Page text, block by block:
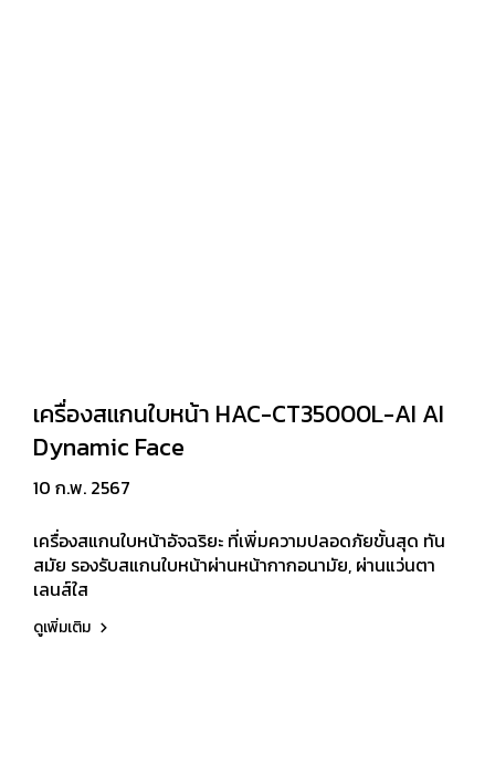
เครื่องสแกนใบหน้า HAC-CT35000L-AI AI
Dynamic Face
10 ก.พ. 2567
เครื่องสแกนใบหน้าอัจฉริยะ ที่เพิ่มความปลอดภัยขั้นสุด ทัน
สมัย รองรับสแกนใบหน้าผ่านหน้ากากอนามัย, ผ่านแว่นตา
เลนส์ใส
ดูเพิ่มเติม